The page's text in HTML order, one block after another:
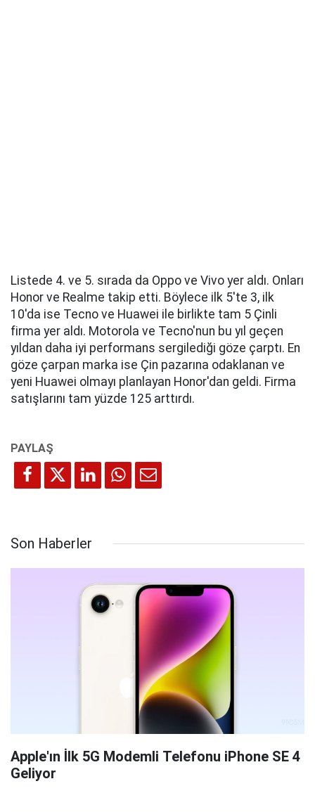
Listede 4. ve 5. sırada da Oppo ve Vivo yer aldı. Onları
Honor ve Realme takip etti. Böylece ilk 5'te 3, ilk
10'da ise Tecno ve Huawei ile birlikte tam 5 Çinli
firma yer aldı. Motorola ve Tecno'nun bu yıl geçen
yıldan daha iyi performans sergilediği göze çarptı. En
göze çarpan marka ise Çin pazarına odaklanan ve
yeni Huawei olmayı planlayan Honor'dan geldi. Firma
satışlarını tam yüzde 125 arttırdı.
Son Haberler
Apple'ın İlk 5G Modemli Telefonu iPhone SE 4
Geliyor